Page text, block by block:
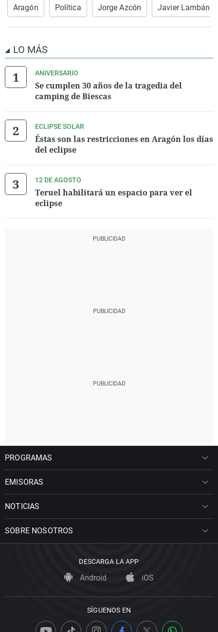
Aragón Política Jorge Azcón Javier Lambán
LO MÁS
ANIVERSARIO
Se cumplen 30 años de la tragedia del
camping de Biescas
ECLIPSE SOLAR
Éstas son las restricciones en Aragón los días
del eclipse
12 DE AGOSTO
Teruel habilitará un espacio para ver el
eclipse
PROGRAMAS
EMISORAS
NOTICIAS
SOBRE NOSOTROS
DESCARGA LA APP
Android iOS
SÍGUENOS EN